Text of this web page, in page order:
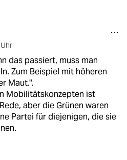
das passiert, muss man
Zum Beispiel mit höheren
Maut.".
Mobilitätskonzepten ist
aber die Grünen waren
Partei für diejenigen, die sie